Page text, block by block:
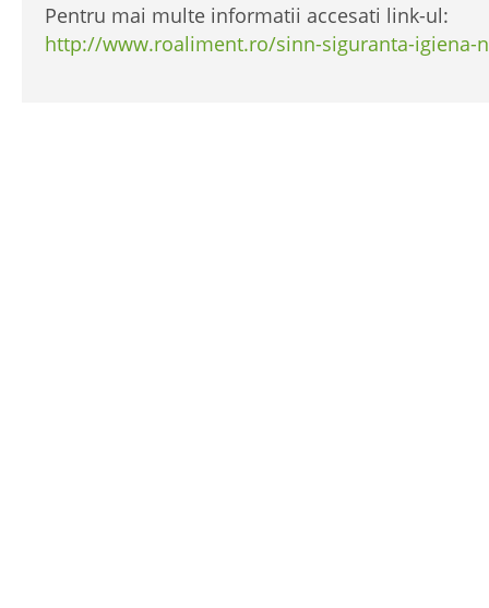
Pentru mai multe informatii accesati link-ul:
http://www.roaliment.ro/sinn-siguranta-igiena-